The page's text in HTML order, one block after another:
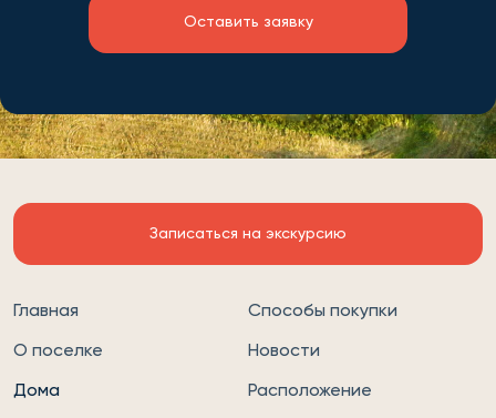
Записаться на экскурсию
Главная
О поселке
Дома
Способы покупки
Новости
Расположение